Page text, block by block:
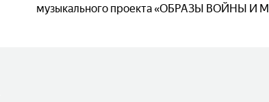
музыкального проекта «ОБРАЗЫ ВОЙНЫ